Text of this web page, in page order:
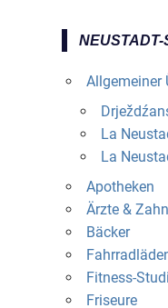
NEUSTADT-
Allgemeiner
La
La
Apotheken
Ärzte &
Bäcker
Fitness-
Friseure